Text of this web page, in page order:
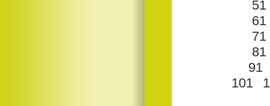
51
61
71
81
91
101